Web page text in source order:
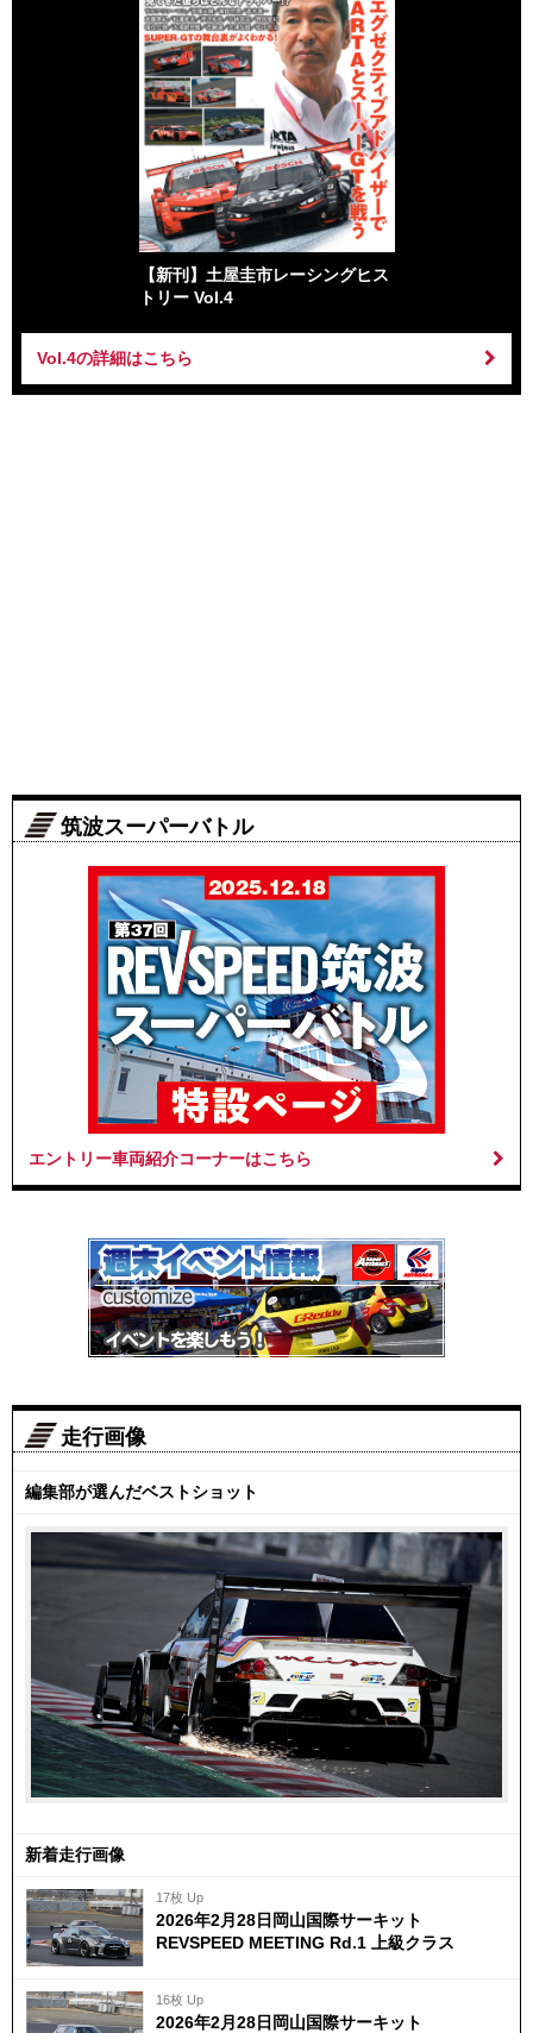
【新刊】土屋圭市レーシングヒス
トリー Vol.4
Vol.4の詳細はこちら
筑波スーパーバトル
エントリー車両紹介コーナーはこちら
走行画像
編集部が選んだベストショット
新着走行画像
17枚 Up
2026年2月28日岡山国際サーキット
REVSPEED MEETING Rd.1 上級クラス
16枚 Up
2026年2月28日岡山国際サーキット